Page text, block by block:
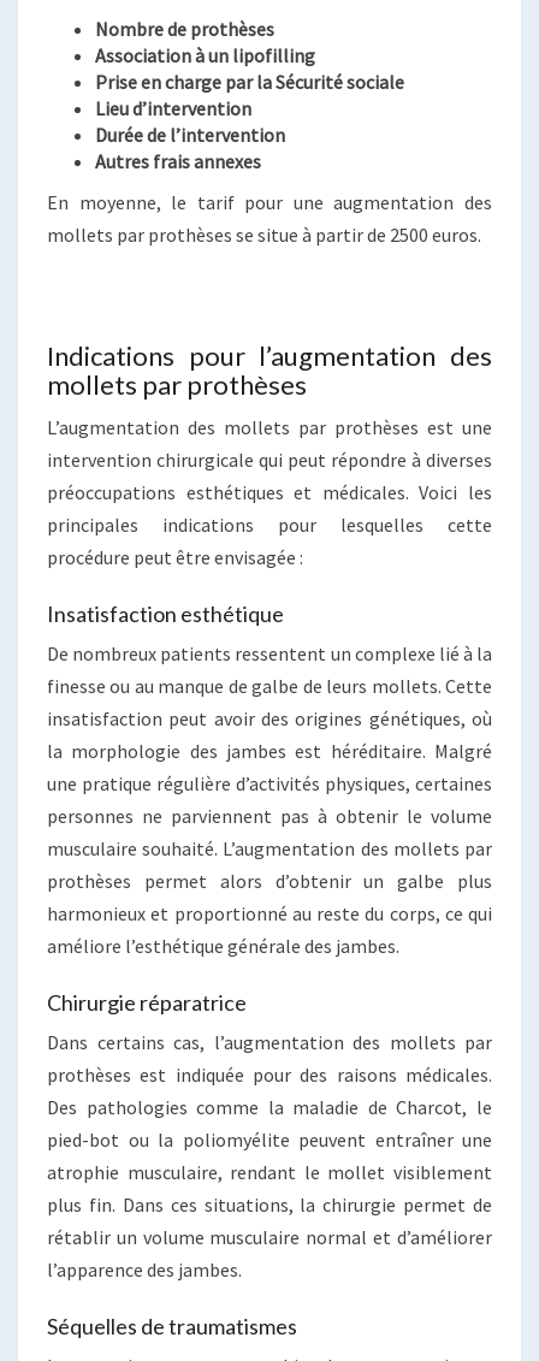
Nombre de prothèses
Association à un lipofilling
Prise en charge par la Sécurité sociale
Lieu d’intervention
Durée de l’intervention
Autres frais annexes
En moyenne, le tarif pour une augmentation des
mollets par prothèses se situe à partir de 2500 euros.
Indications pour l’augmentation des
mollets par prothèses
L’augmentation des mollets par prothèses est une
intervention chirurgicale qui peut répondre à diverses
préoccupations esthétiques et médicales. Voici les
principales indications pour lesquelles cette
procédure peut être envisagée :
Insatisfaction esthétique
De nombreux patients ressentent un complexe lié à la
finesse ou au manque de galbe de leurs mollets. Cette
insatisfaction peut avoir des origines génétiques, où
la morphologie des jambes est héréditaire. Malgré
une pratique régulière d’activités physiques, certaines
personnes ne parviennent pas à obtenir le volume
musculaire souhaité. L’augmentation des mollets par
prothèses permet alors d’obtenir un galbe plus
harmonieux et proportionné au reste du corps, ce qui
améliore l’esthétique générale des jambes.
Chirurgie réparatrice
Dans certains cas, l’augmentation des mollets par
prothèses est indiquée pour des raisons médicales.
Des pathologies comme la maladie de Charcot, le
pied-bot ou la poliomyélite peuvent entraîner une
atrophie musculaire, rendant le mollet visiblement
plus fin. Dans ces situations, la chirurgie permet de
rétablir un volume musculaire normal et d’améliorer
l’apparence des jambes.
Séquelles de traumatismes